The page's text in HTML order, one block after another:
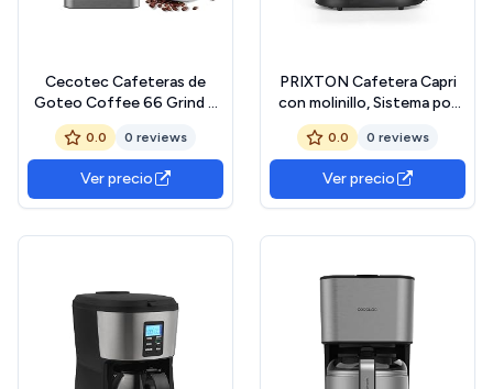
Cecotec Cafeteras de
Goteo Coffee 66 Grind &
Brew. 1400W, 1.5L, 12
Tazas, 230g Deposito Café
Grano, Molinillo Cónico, 7
Niveles, Programable hasta
24h, Intensidad Ajustable,
0.0 0 reviews
Ver precio
PRIXTON Cafetera Capri
con molinillo, Sistema por
goteo, Vaso de acero
inoxidable con tapa, 600 W
(Reacondicionado)
0.0 0 reviews
Ver precio